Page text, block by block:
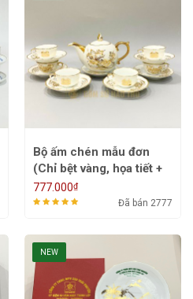
Bộ ấm chén mẫu đơn
(Chỉ bệt vàng, họa tiết +
logo vk) ACVK11 -
550/700ml
777.000₫
Đã bán 2777
NEW